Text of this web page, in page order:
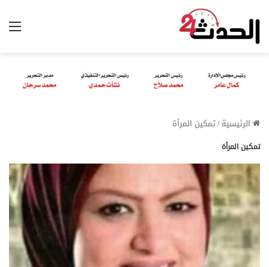
الرئيسية/تمكين المرأة
تمكين المرأة